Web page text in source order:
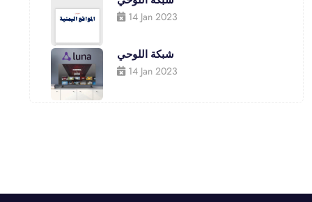
14 Jan 2023
شبكة اللوحي
14 Jan 2023